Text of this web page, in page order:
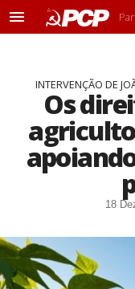
M
INTERVENÇÃO DE
Os
18